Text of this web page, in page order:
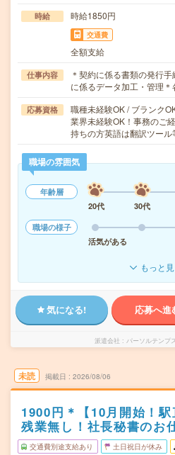
時給 時給1850円
交通費
全額支給
仕事内容
＊契約に係る書類の発行
に係るデータ加工・管理
応募資格
職種未経験OK / ブランク
業界未経験OK！事務のご
持ちの方英語は翻訳ツー
職場の雰囲気
年齢層
20代
30代
職場の様子
活気がある
もっと
気になる! 応募へ進
派遣会社 パーソルテンプ
未読 掲載日 2026/08/06
1900円＊【10月開始！駅
残業無し！社長秘書のお
交通費別途支給あり 土日祝日が休み